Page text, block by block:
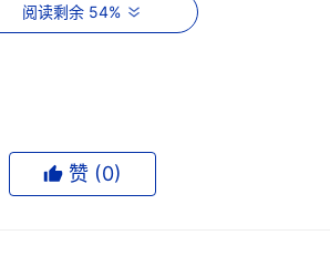
一解决方案覆盖广泛的多种复杂结构应
管理以及以业务为中心的各种苛刻需
本。
件增强了功能，增加了控制，比如在
阅读剩余 54%
赞 (0)